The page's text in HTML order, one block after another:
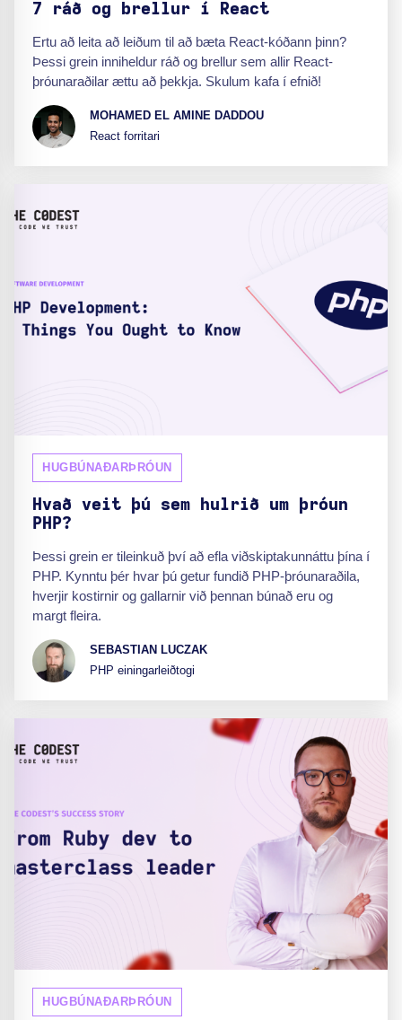
7 ráð og brellur í React
Ertu að leita að leiðum til að bæta React-kóðann þinn?
Þessi grein inniheldur ráð og brellur sem allir React-
þróunaraðilar ættu að þekkja. Skulum kafa í efnið!
MOHAMED EL AMINE DADDOU
React forritari
HUGBÚNAÐARÞRÓUN
Hvað veit þú sem hulrið um þróun
PHP?
Þessi grein er tileinkuð því að efla viðskiptakunnáttu þína í
PHP. Kynntu þér hvar þú getur fundið PHP-þróunaraðila,
hverjir kostirnir og gallarnir við þennan búnað eru og
margt fleira.
SEBASTIAN LUCZAK
PHP einingarleiðtogi
HUGBÚNAÐARÞRÓUN